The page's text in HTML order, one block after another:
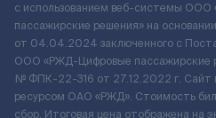
с использованием веб-системы
пассажирские решения» на
от 04.04.2024 заключенного с
ООО «РЖД-Цифровые пассажирские
№ ФПК-22-316 от 27.12.2022 г. Сайт
ресурсом ОАО «РЖД». Стоимость
сбор. Итоговая цена отображена на